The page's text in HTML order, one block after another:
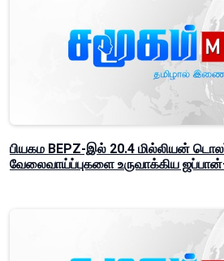
பியகம BEPZ-இல் 20.4 மில்லியன்
வேலைவாய்ப்புகளை உருவாக்கிய